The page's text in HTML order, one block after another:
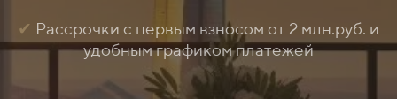
✔ Рассрочки с первым взносом от 2 млн.руб. и
удобным графиком платежей